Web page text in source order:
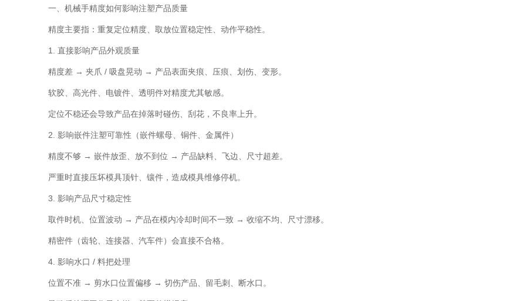
一、机械手精度如何影响注塑产品质量
精度主要指：重复定位精度、取放位置稳定性、动作平稳性。
1. 直接影响产品外观质量
精度差 → 夹爪 / 吸盘晃动 → 产品表面夹痕、压痕、划伤、变形。
软胶、高光件、电镀件、透明件对精度尤其敏感。
定位不稳还会导致产品在掉落时碰伤、刮花，不良率上升。
2. 影响嵌件注塑可靠性（嵌件螺母、铜件、金属件）
精度不够 → 嵌件放歪、放不到位 → 产品缺料、飞边、尺寸超差。
严重时直接压坏模具顶针、镶件，造成模具维修停机。
3. 影响产品尺寸稳定性
取件时机、位置波动 → 产品在模内冷却时间不一致 → 收缩不均、尺寸漂移。
精密件（齿轮、连接器、汽车件）会直接不合格。
4. 影响水口 / 料把处理
位置不准 → 剪水口位置偏移 → 切伤产品、留毛刺、断水口。